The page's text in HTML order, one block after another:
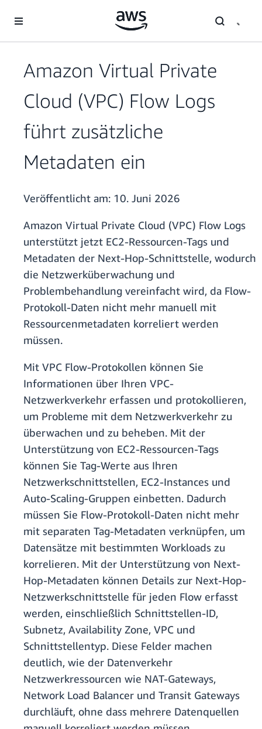
Überspringen zum Hauptinhalt
Amazon Virtual Private
Cloud (VPC) Flow Logs
führt zusätzliche
Metadaten ein
Veröffentlicht am: 10. Juni 2026
Amazon Virtual Private Cloud (VPC) Flow Logs
unterstützt jetzt EC2-Ressourcen-Tags und
Metadaten der Next-Hop-Schnittstelle, wodurch
die Netzwerküberwachung und
Problembehandlung vereinfacht wird, da Flow-
Protokoll-Daten nicht mehr manuell mit
Ressourcenmetadaten korreliert werden
müssen.
Mit VPC Flow-Protokollen können Sie
Informationen über Ihren VPC-
Netzwerkverkehr erfassen und protokollieren,
um Probleme mit dem Netzwerkverkehr zu
überwachen und zu beheben. Mit der
Unterstützung von EC2-Ressourcen-Tags
können Sie Tag-Werte aus Ihren
Netzwerkschnittstellen, EC2-Instances und
Auto-Scaling-Gruppen einbetten. Dadurch
müssen Sie Flow-Protokoll-Daten nicht mehr
mit separaten Tag-Metadaten verknüpfen, um
Datensätze mit bestimmten Workloads zu
korrelieren. Mit der Unterstützung von Next-
Hop-Metadaten können Details zur Next-Hop-
Netzwerkschnittstelle für jeden Flow erfasst
werden, einschließlich Schnittstellen-ID,
Subnetz, Availability Zone, VPC und
Schnittstellentyp. Diese Felder machen
deutlich, wie der Datenverkehr
Netzwerkressourcen wie NAT-Gateways,
Network Load Balancer und Transit Gateways
durchläuft, ohne dass mehrere Datenquellen